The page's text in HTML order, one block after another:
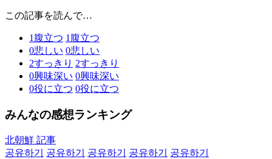
この記事を読んで…
1 腹立つ 1 腹立つ
0悲しい 0悲しい
2すっきり 2すっきり
0興味深い 0興味深い
0役に立つ 0役に立つ
みんなの感想ランキング
北朝鮮 記事
공유하기
공유하기 공유하기 공유하기
공유하기